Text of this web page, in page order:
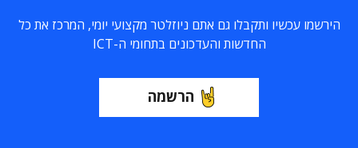
הירשמו עכשיו ותקבלו גם אתם ניוזלטר מקצועי יומי, המרכז את כל
החדשות והעדכונים בתחומי ה-ICT
הרשמה